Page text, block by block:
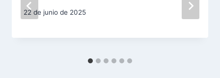
e
22 de junio de 2025